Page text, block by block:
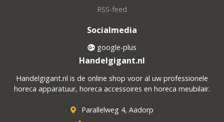
RSS-feed
Socialmedia
google-plus
Handelgigant.nl
Handelgigant.nl is de online shop voor al uw professionele
horeca apparatuur, horeca accessoires en horeca meubilair.
Parallelweg 4, Aadorp